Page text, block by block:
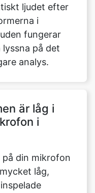
ljudet efter
i
fungerar
på det
analys.
är låg i
i
din mikrofon
låg,